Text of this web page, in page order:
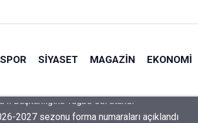
SPOR SIYASET MAGAZIN EKONOMI
2027 sezonu forma numaraları açıklandı